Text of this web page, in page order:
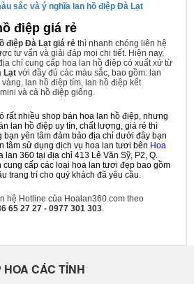
sắc và ý nghĩa lan hồ điệp Đà Lạt
điệp giá rẻ
điệp Đà Lạt giá rẻ thì nhanh chóng liên hệ
tư vấn và giải đáp mọi chi tiết. Hiện nay,
chỉ cung cấp hoa lan hồ điệp có xuất xứ từ
Lạt với đầy đủ các màu sắc, bao gồm: lan
lan hồ điệp tím, lan hồ điệp kết
mini và cả hồ điệp giống.
rất nhiều shop bán hoa lan hồ điệp, nhưng
lan hồ điệp uy tín, chất lượng, giá rẻ thì
yên tâm đảm bảo địa chỉ dưới đây bạn
tâm sử dụng dịch vụ hoa lan tươi bên Hoa
lan 360 tại địa chỉ 413 Lê Văn Sỹ, P2, Q.
cung cấp các loại hoa lan tươi đẹp bao gồm
trang trí cho quý khách đã yêu cầu.
hệ Hotline của Hoalan360.com theo
65 27 27 - 0977 301 303
HOA CÁC TỈNH